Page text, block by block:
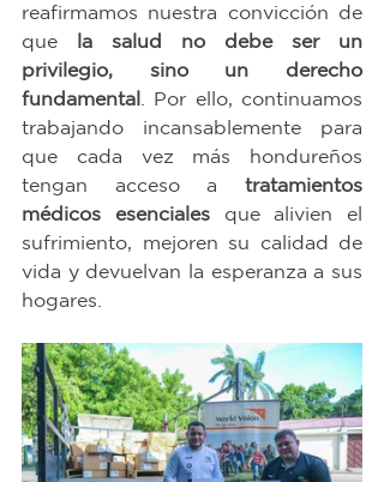
reafirmamos nuestra convicción de
que la salud no debe ser un
privilegio, sino un derecho
fundamental . Por ello, continuamos
trabajando incansablemente para
que cada vez más hondureños
tengan acceso a tratamientos
médicos esenciales que alivien el
sufrimiento, mejoren su calidad de
vida y devuelvan la esperanza a sus
hogares.